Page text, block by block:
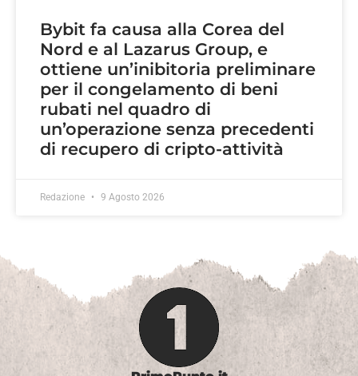
Bybit fa causa alla Corea del
Nord e al Lazarus Group, e
ottiene un’inibitoria preliminare
per il congelamento di beni
rubati nel quadro di
un’operazione senza precedenti
di recupero di cripto-attività
Redazione 9 Agosto 2026